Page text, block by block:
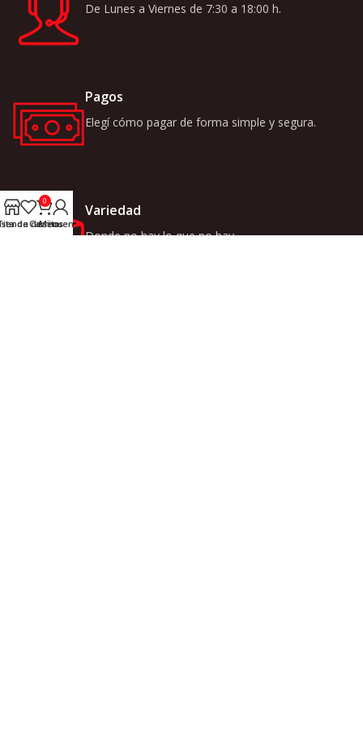
De Lunes a Viernes de 7:30 a 18:00 h.
Pagos
Elegí cómo pagar de forma simple y segura.
Variedad
Donde no hay lo que no hay.
de deseos
0
Carrito
Mi cuenta